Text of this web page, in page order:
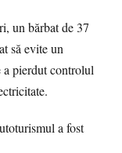
un bărbat de 37
să evite un
a pierdut controlul
a fost